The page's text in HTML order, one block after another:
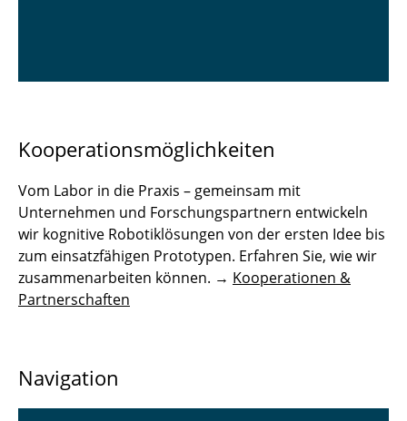
Kooperationsmöglichkeiten
Vom Labor in die Praxis – gemeinsam mit
Unternehmen und Forschungspartnern entwickeln
wir kognitive Robotiklösungen von der ersten Idee bis
zum einsatzfähigen Prototypen. Erfahren Sie, wie wir
zusammenarbeiten können. → Kooperationen &
Partnerschaften
Navigation